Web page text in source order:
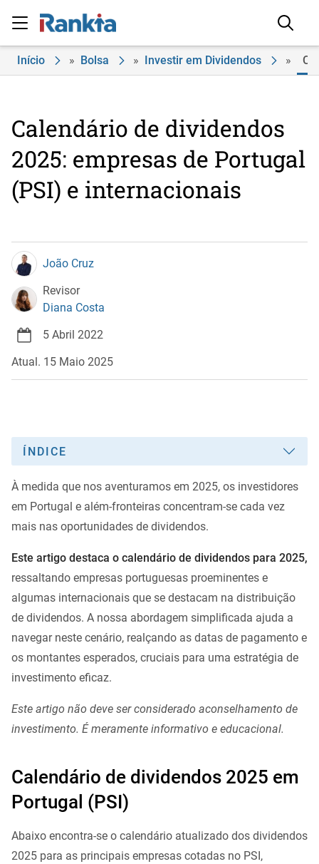
Início » Bolsa » Investir em Dividendos »
Calendário de dividendos
2025: empresas de Portugal
(PSI) e internacionais
João Cruz
Revisor
Diana Costa
5 Abril 2022
Atual. 15 Maio 2025
ÍNDICE
À medida que nos aventuramos em 2025, os investidores
em Portugal e além-fronteiras concentram-se cada vez
mais nas oportunidades de dividendos.
Este artigo destaca o calendário de dividendos para 2025,
ressaltando empresas portuguesas proeminentes e
algumas internacionais que se destacam na distribuição
de dividendos. A nossa abordagem simplificada ajuda a
navegar neste cenário, realçando as datas de pagamento e
os montantes esperados, cruciais para uma estratégia de
investimento eficaz.
Este artigo não deve ser considerado aconselhamento de
investimento. É meramente informativo e educacional.
Calendário de dividendos 2025 em
Portugal (PSI)
Abaixo encontra-se o calendário atualizado dos dividendos
2025 para as principais empresas cotadas no PSI,